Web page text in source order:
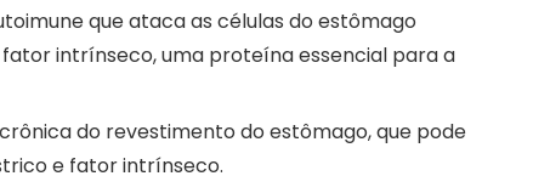
que ataca as células do estômago
intrínseco, uma proteína essencial para a
do revestimento do estômago, que pode
e fator intrínseco.